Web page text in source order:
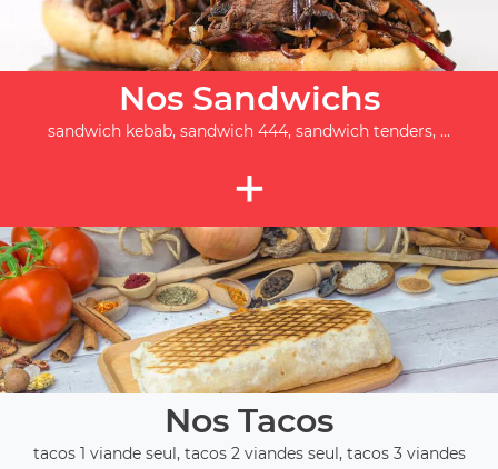
Nos Sandwichs
sandwich kebab, sandwich 444, sandwich tenders, ...
+
Nos Tacos
tacos 1 viande seul, tacos 2 viandes seul, tacos 3 viandes